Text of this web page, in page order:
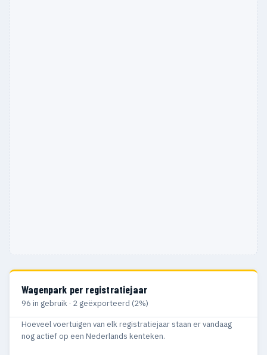
Wagenpark per registratiejaar
96 in gebruik · 2 geëxporteerd (2%)
Hoeveel voertuigen van elk registratiejaar staan er vandaag
nog actief op een Nederlands kenteken.